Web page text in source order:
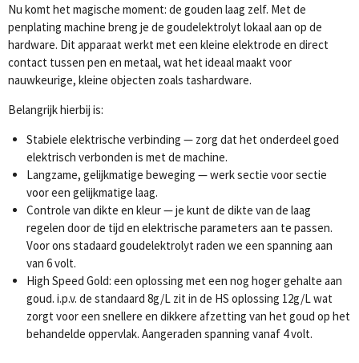
Nu komt het magische moment: de gouden laag zelf. Met de
penplating machine breng je de goudelektrolyt lokaal aan op de
hardware. Dit apparaat werkt met een kleine elektrode en direct
contact tussen pen en metaal, wat het ideaal maakt voor
nauwkeurige, kleine objecten zoals tashardware.
Belangrijk hierbij is:
Stabiele elektrische verbinding — zorg dat het onderdeel goed
elektrisch verbonden is met de machine.
Langzame, gelijkmatige beweging — werk sectie voor sectie
voor een gelijkmatige laag.
Controle van dikte en kleur — je kunt de dikte van de laag
regelen door de tijd en elektrische parameters aan te passen.
Voor ons stadaard goudelektrolyt raden we een spanning aan
van 6 volt.
High Speed Gold: een oplossing met een nog hoger gehalte aan
goud. i.p.v. de standaard 8g/L zit in de HS oplossing 12g/L wat
zorgt voor een snellere en dikkere afzetting van het goud op het
behandelde oppervlak. Aangeraden spanning vanaf 4 volt.